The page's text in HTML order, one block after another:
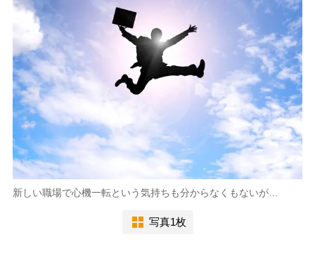
新しい職場で心機一転という気持ちも分からなくもないが…
写真1枚